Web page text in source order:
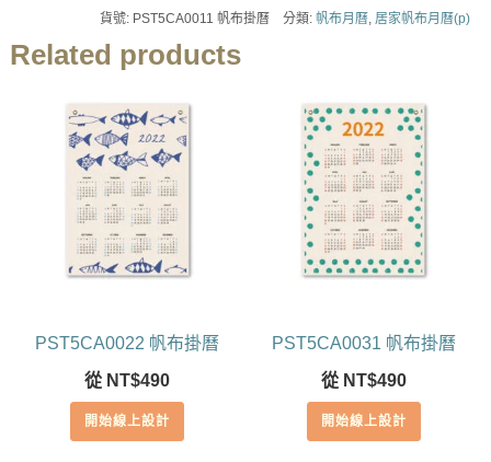
貨號: PST5CA0011 帆布掛曆 分類:帆布月曆 居家帆布月曆(p)
Related products
PST5CA0022 帆布掛曆
從 NT$490
開始線上設計
PST5CA0031 帆布掛曆
從 NT$490
開始線上設計